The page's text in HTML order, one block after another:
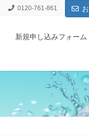
0120-761-861
新規申し込みフォーム